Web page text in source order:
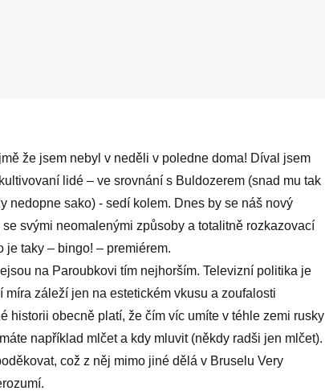
že jsem nebyl v neděli v poledne doma! Díval jsem
lidé – ve srovnání s Buldozerem (snad mu tak
nedopne sako) - sedí kolem. Dnes by se náš nový
svými neomalenými způsoby a totalitně rozkazovací
je taky – bingo! – premiérem.
na Paroubkovi tím nejhorším. Televizní politika je
záleží jen na estetickém vkusu a zoufalosti
historii obecně platí, že čím víc umíte v téhle zemi rusky
například mlčet a kdy mluvit (někdy radši jen mlčet).
což z něj mimo jiné dělá v Bruselu Very